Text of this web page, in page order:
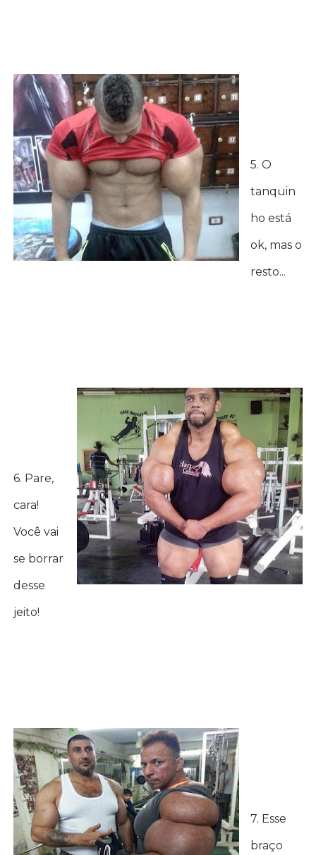
5. O
tanquin
ho está
ok, mas o
resto...
6. Pare,
cara!
Você vai
se borrar
desse
jeito!
7. Esse
braço